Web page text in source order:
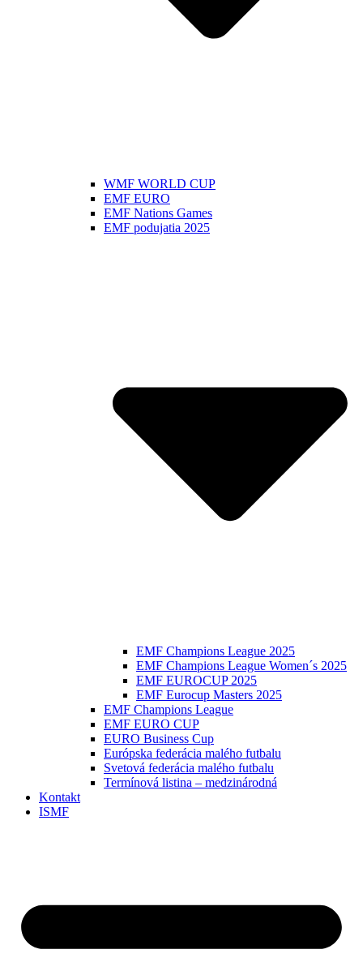
WMF WORLD CUP
EMF EURO
EMF Nations Games
EMF podujatia 2025
EMF Champions League 2025
EMF Champions League Women´s 2025
EMF EUROCUP 2025
EMF Eurocup Masters 2025
EMF Champions League
EMF EURO CUP
EURO Business Cup
Európska federácia malého futbalu
Svetová federácia malého futbalu
Termínová listina – medzinárodná
Kontakt
ISMF